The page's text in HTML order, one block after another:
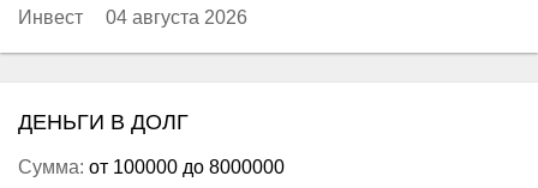
Инвест
04 августа 2026
ДЕНЬГИ В ДОЛГ
Сумма: от 100000 до 8000000